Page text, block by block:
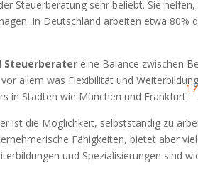
Steuerberatung sehr beliebt. Sie
In Deutschland arbeiten etwa 80%
Steuerberater eine Balance zwischen
allem was Flexibilität und
in Städten wie München und Frankfurt
17
ist die Möglichkeit, selbstständig zu
Fähigkeiten, bietet aber
und Spezialisierungen sind